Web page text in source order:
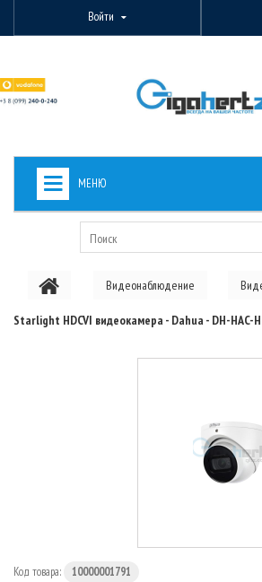
Войти
МЕНЮ
PON ОБОРУДОВАНИЕ
Видеонаблюдение
Starlight HDCVI видеокамера - Dahua - DH-HAC-
Код товара: 10000001791